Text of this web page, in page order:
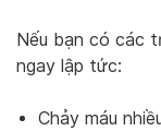
Nếu bạn có các
ngay lập tức:
Chảy máu